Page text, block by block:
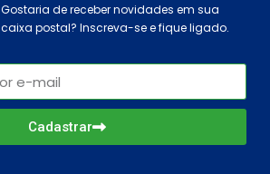
Gostaria de receber novidades em sua
caixa postal? Inscreva-se e fique ligado.
Cadastrar